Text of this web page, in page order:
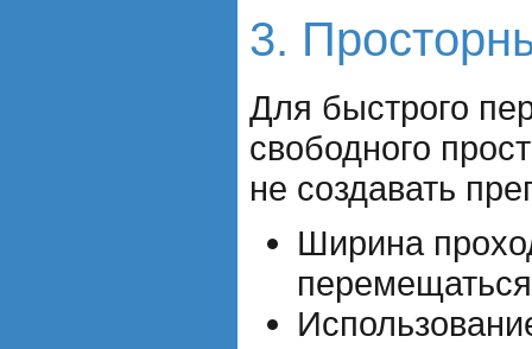
3.
Для быстрого
свободного
не создавать
Ширина